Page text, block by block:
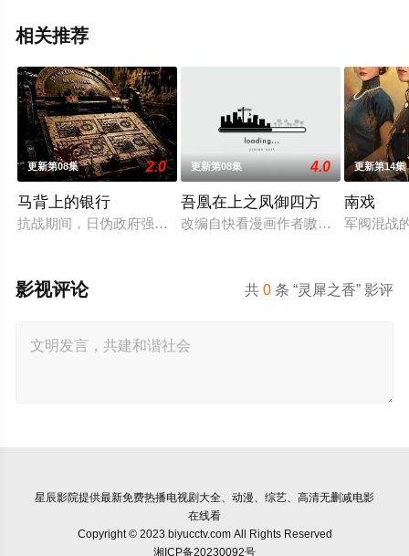
相关推荐
更新第08集 2.0
马背上的银行
抗战期间，日伪政府强行推广、使用由“中国准备银行”发行的伪
更新第08集 4.0
吾凰在上之凤御四方
改编自快看漫画作者嗷小泽的独家连
更新第14集
南戏
军阀混战
共0 条 “灵犀之香” 影评
影视评论
星辰影院提供最新免费热播电视剧大全、动漫、综艺、高清无删减电影
在线看
Copyright © 2023 biyucctv.com All Rights Reserved
湘ICP备20230092号